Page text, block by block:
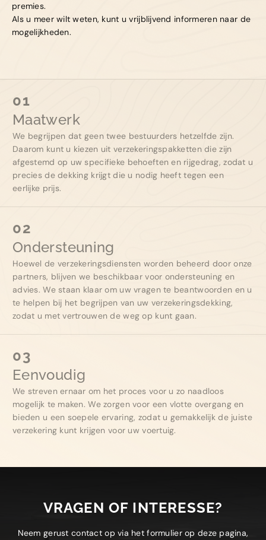
premies.
Als u meer wilt weten, kunt u vrijblijvend informeren naar de
mogelijkheden.
01
Maatwerk
We begrijpen dat geen twee bestuurders hetzelfde zijn.
Daarom kunt u kiezen uit verzekeringspakketten die zijn
afgestemd op uw specifieke behoeften en rijgedrag, zodat u
precies de dekking krijgt die u nodig heeft tegen een
eerlijke prijs.
02
Ondersteuning
Hoewel de verzekeringsdiensten worden beheerd door onze
partners, blijven we beschikbaar voor ondersteuning en
advies. We staan klaar om uw vragen te beantwoorden en u
te helpen bij het begrijpen van uw verzekeringsdekking,
zodat u met vertrouwen de weg op kunt gaan.
03
Eenvoudig
We streven ernaar om het proces voor u zo naadloos
mogelijk te maken. We zorgen voor een vlotte overgang en
bieden u een soepele ervaring, zodat u gemakkelijk de juiste
verzekering kunt krijgen voor uw voertuig.
VRAGEN OF INTERESSE?
Neem gerust contact op via het formulier op deze pagina,